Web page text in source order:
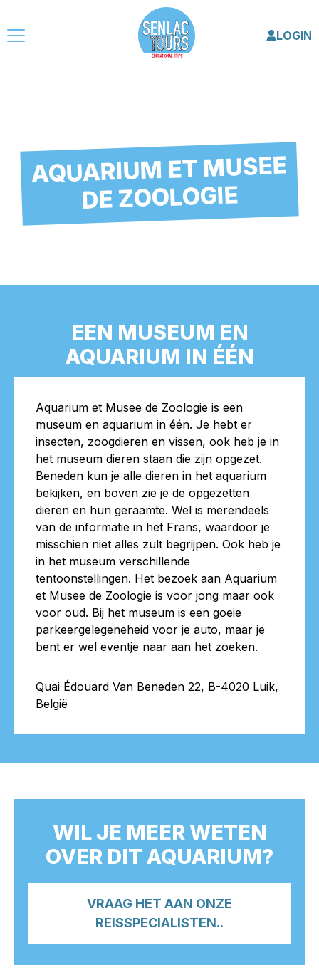
LOGIN
AQUARIUM ET MUSEE
DE ZOOLOGIE
EEN MUSEUM EN
AQUARIUM IN ÉÉN
Aquarium et Musee de Zoologie is een
museum en aquarium in één. Je hebt er
insecten, zoogdieren en vissen, ook heb je in
het museum dieren staan die zijn opgezet.
Beneden kun je alle dieren in het aquarium
bekijken, en boven zie je de opgezetten
dieren en hun geraamte. Wel is merendeels
van de informatie in het Frans, waardoor je
misschien niet alles zult begrijpen. Ook heb je
in het museum verschillende
tentoonstellingen. Het bezoek aan Aquarium
et Musee de Zoologie is voor jong maar ook
voor oud. Bij het museum is een goeie
parkeergelegeneheid voor je auto, maar je
bent er wel eventje naar aan het zoeken.
Quai Édouard Van Beneden 22, B-4020 Luik,
België
WIL JE MEER WETEN
OVER DIT AQUARIUM?
VRAAG HET AAN ONZE
REISSPECIALISTEN..